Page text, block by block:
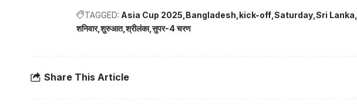
TAGGED: Asia Cup 2025 Bangladesh kick-off Saturday Sri Lanka
शनिवार शुरुआत श्रीलंका सुपर-4 चरण
Share This Article